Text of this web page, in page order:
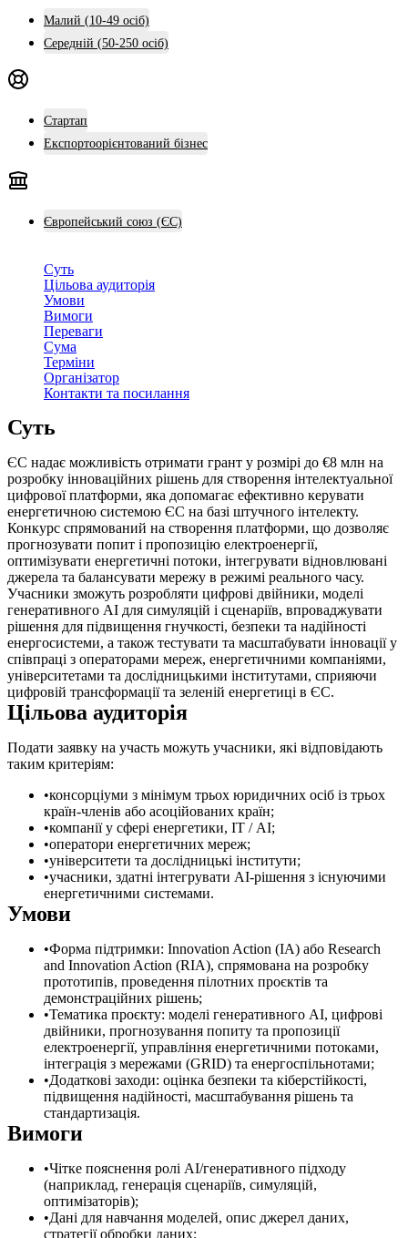
Малий (10-49 осіб)
Середній (50-250 осіб)
Стартап
Експортоорієнтований бізнес
Європейський союз (ЄС)
Суть
Цільова аудиторія
Умови
Вимоги
Переваги
Сума
Терміни
Організатор
Контакти та посилання
Суть
ЄC надає можливість отримати грант у розмірі до €8 млн на
розробку інноваційних рішень для створення інтелектуальної
цифрової платформи, яка допомагає ефективно керувати
енергетичною системою ЄС на базі штучного інтелекту.
Конкурс спрямований на створення платформи, що дозволяє
прогнозувати попит і пропозицію електроенергії,
оптимізувати енергетичні потоки, інтегрувати відновлювані
джерела та балансувати мережу в режимі реального часу.
Учасники зможуть розробляти цифрові двійники, моделі
генеративного AI для симуляцій і сценаріїв, впроваджувати
рішення для підвищення гнучкості, безпеки та надійності
енергосистеми, а також тестувати та масштабувати інновації у
співпраці з операторами мереж, енергетичними компаніями,
університетами та дослідницькими інститутами, сприяючи
цифровій трансформації та зеленій енергетиці в ЄС.
Цільова аудиторія
Подати заявку на участь можуть учасники, які відповідають
таким критеріям:
консорціуми з мінімум трьох юридичних осіб із трьох
країн-членів або асоційованих країн;
компанії у сфері енергетики, ІТ / AI;
оператори енергетичних мереж;
університети та дослідницькі інститути;
учасники, здатні інтегрувати AI-рішення з існуючими
енергетичними системами.
Умови
Форма підтримки: Innovation Action (IA) або Research
and Innovation Action (RIA), спрямована на розробку
прототипів, проведення пілотних проєктів та
демонстраційних рішень;
Тематика проєкту: моделі генеративного AI, цифрові
двійники, прогнозування попиту та пропозиції
електроенергії, управління енергетичними потоками,
інтеграція з мережами (GRID) та енергоспільнотами;
Додаткові заходи: оцінка безпеки та кіберстійкості,
підвищення надійності, масштабування рішень та
стандартизація.
Вимоги
Чітке пояснення ролі AI/генеративного підходу
(наприклад, генерація сценаріїв, симуляцій,
оптимізаторів);
Дані для навчання моделей, опис джерел даних,
стратегії обробки даних;